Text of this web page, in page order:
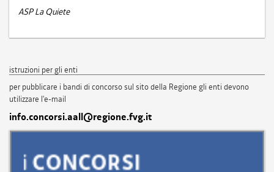
ASP La Quiete
istruzioni per gli enti
per pubblicare i bandi di concorso sul sito della Regione gli enti devono
utilizzare l'e-mail
info.concorsi.aall@regione.fvg.it